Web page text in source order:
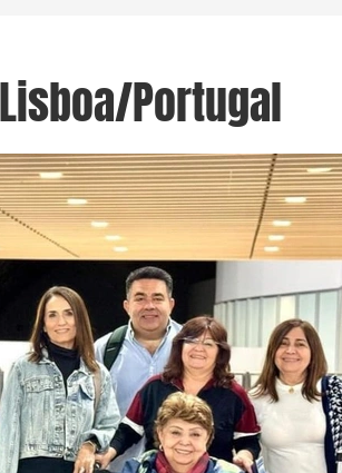
Portugal